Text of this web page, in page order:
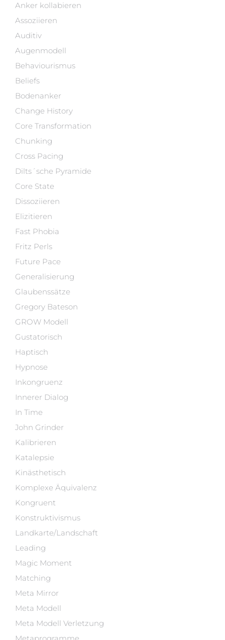
Anker kollabieren
Assoziieren
Auditiv
Augenmodell
Behaviourismus
Beliefs
Bodenanker
Change History
Core Transformation
Chunking
Cross Pacing
Dilts´sche Pyramide
Core State
Dissoziieren
Elizitieren
Fast Phobia
Fritz Perls
Future Pace
Generalisierung
Glaubenssätze
Gregory Bateson
GROW Modell
Gustatorisch
Haptisch
Hypnose
Inkongruenz
Innerer Dialog
In Time
John Grinder
Kalibrieren
Katalepsie
Kinästhetisch
Komplexe Äquivalenz
Kongruent
Konstruktivismus
Landkarte/Landschaft
Leading
Magic Moment
Matching
Meta Mirror
Meta Modell
Meta Modell Verletzung